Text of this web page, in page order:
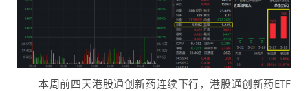
本周前四天港股通创新药连续下行，港股通创新药ETF